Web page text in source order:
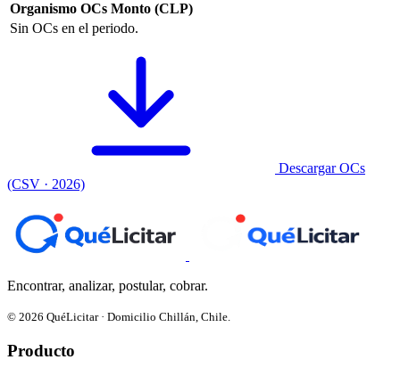
Organismo OCs Monto (CLP)
Sin OCs en el periodo.
Descargar OCs
(CSV · 2026)
Encontrar, analizar, postular, cobrar.
© 2026 QuéLicitar · Domicilio Chillán, Chile.
Producto